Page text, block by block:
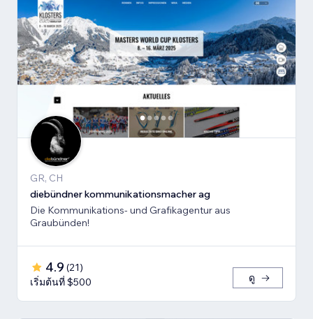
GR, CH
diebündner kommunikationsmacher ag
Die Kommunikations- und Grafikagentur aus
Graubünden!
4.9 (21)
เริ่มต้นที่ $500
ดู